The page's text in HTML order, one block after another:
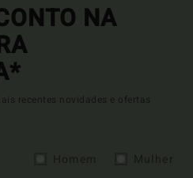
NA
recentes novidades e ofertas